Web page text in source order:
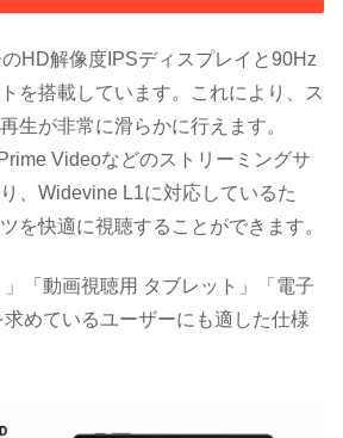
HD解像度IPSディスプレイと90Hz
を搭載しています。これにより、ス
生が非常に滑らかに行えます。
Videoなどのストリーミングサ
、Widevine L1に対応しているた
を快適に視聴することができます。
」「動画視聴用 タブレット」「電子
めているユーザーにも適した仕様